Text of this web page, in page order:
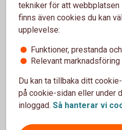
Välj innehåll i
tekniker för att webbplatsen
finns även cookies du kan
upplevelse:
Funktioner, prestanda
Relevant marknadsföring
Du kan ta tillbaka ditt
på cookie-sidan eller under
inloggad. Så hanterar vi